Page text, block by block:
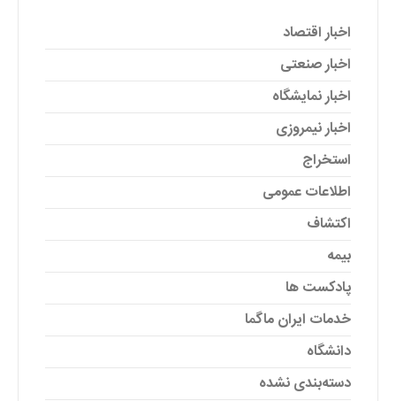
اخبار اقتصاد
اخبار صنعتی
اخبار نمایشگاه
اخبار نیمروزی
استخراج
اطلاعات عمومی
اکتشاف
بیمه
پادکست ها
خدمات ایران ماگما
دانشگاه
دسته‌بندی نشده